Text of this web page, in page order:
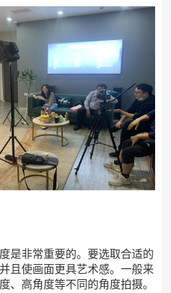
是非常重要的。要选取合适的
且使画面更具艺术感。一般来
、高角度等不同的角度拍摄。